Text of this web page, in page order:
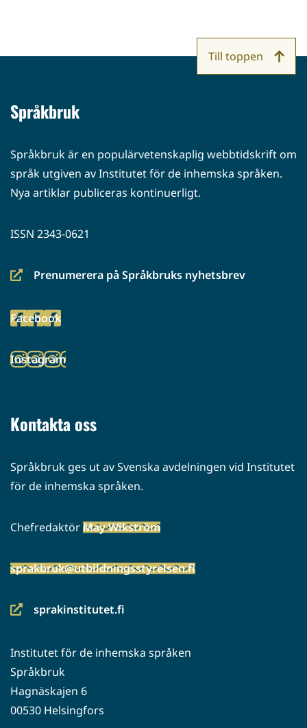
Språkbruk
Språkbruk är en populärvetenskaplig webbtidskrift om
språk utgiven av Institutet för de inhemska språken.
Nya artiklar publiceras kontinuerligt.
ISSN 2343-0621
Prenumerera på Språkbruks nyhetsbrev
(siirryt
palveluun)
Facebook
(siirryt
palveluun)
Instagram
(siirryt
Kontakta oss
Språkbruk ges ut av Svenska avdelningen vid Institutet
för de inhemska språken.
ChefredaktörMay Wikström
sprakbruk@utbildningsstyrelsen.fi
sprakinstitutet.fi
(siirryt
palveluun)
Institutet för de inhemska språken
Språkbruk
Hagnäskajen 6
00530 Helsingfors
Till toppen